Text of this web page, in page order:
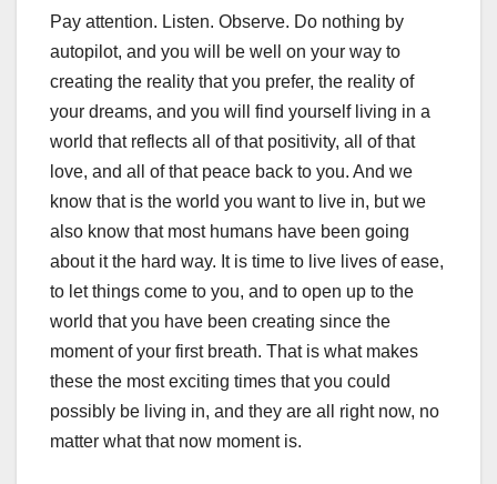
Pay attention. Listen. Observe. Do nothing by
autopilot, and you will be well on your way to
creating the reality that you prefer, the reality of
your dreams, and you will find yourself living in a
world that reflects all of that positivity, all of that
love, and all of that peace back to you. And we
know that is the world you want to live in, but we
also know that most humans have been going
about it the hard way. It is time to live lives of ease,
to let things come to you, and to open up to the
world that you have been creating since the
moment of your first breath. That is what makes
these the most exciting times that you could
possibly be living in, and they are all right now, no
matter what that now moment is.